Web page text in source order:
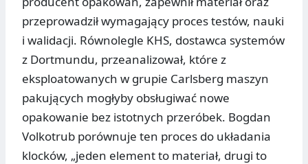
przeprowadził wymagający proces testów, nauki
i walidacji. Równolegle KHS, dostawca systemów
z Dortmundu, przeanalizował, które z
eksploatowanych w grupie Carlsberg maszyn
pakujących mogłyby obsługiwać nowe
opakowanie bez istotnych przeróbek. Bogdan
Volkotrub porównuje ten proces do układania
klocków, „jeden element to materiał, drugi to